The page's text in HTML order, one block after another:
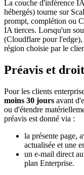
La couche d'inférence
hébergés) tourne sur
prompt, complétion ou
IA tierces. Lorsqu'un
(Cloudflare pour l'edge),
région choisie par le
Préavis et
Pour les clients
moins 30 jours avant
ou d'étendre
préavis est donné via :
la présente page,
actualisée et une
un e-mail direct
plan Enterprise.